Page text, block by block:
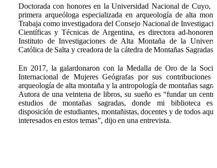
Doctorada con honores en la Universidad Nacional de Cuyo,
primera arqueóloga especializada en arqueología de alta
Trabaja como investigadora del Consejo Nacional de
Científicas y Técnicas de Argentina, es directora ad-
Instituto de Investigaciones de Alta Montaña de la
Católica de Salta y creadora de la cátedra de Montañas Sagradas.
En 2017, la galardonaron con la Medalla de Oro de la
Internacional de Mujeres Geógrafas por sus contribuciones
arqueología de alta montaña y la antropología de montañas
Autora de una veintena de libros, su sueño es “fundar un
estudios de montañas sagradas, donde mi biblioteca
disposición de estudiantes, montañistas, docentes y de todos
interesados en estos temas”, dijo en una entrevista.